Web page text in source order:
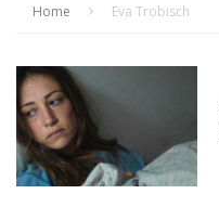
Home Eva Trobisch